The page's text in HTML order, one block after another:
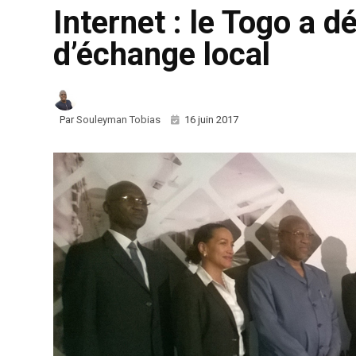
Internet : le Togo a
d’échange local
ParSouleyman Tobias 16 juin 2017